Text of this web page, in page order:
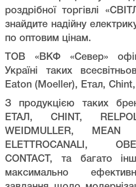
роздрібної торгівлі
знайдите надійну
по оптовим цінам.
ТОВ «ВКФ «Север»
Україні таких
Eaton (Moeller), Етал,
З продукцією таких
ЕТАЛ, CHINT,
WEIDMULLER,
ELETTROCANALI,
CONTACT, та багато
максимально